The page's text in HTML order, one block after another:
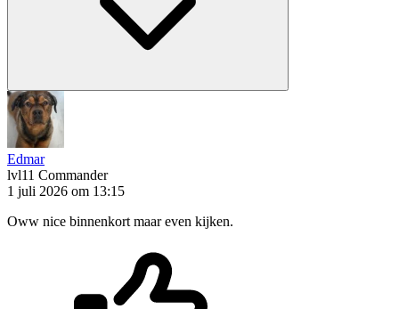
Edmar
lvl11 Commander
1 juli 2026 om 13:15
Oww nice binnenkort maar even kijken.